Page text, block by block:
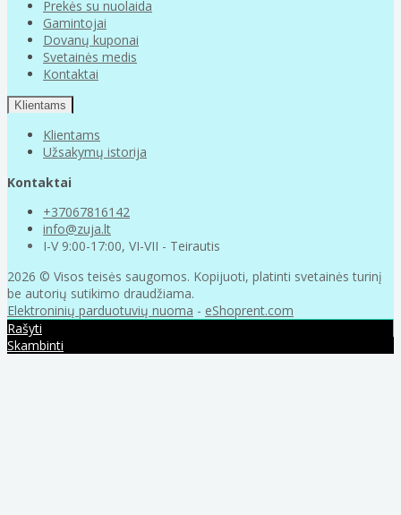
Prekės su nuolaida
Gamintojai
Dovanų kuponai
Svetainės medis
Kontaktai
Klientams
Klientams
Užsakymų istorija
Kontaktai
+37067816142
info@zuja.lt
I-V 9:00-17:00, VI-VII - Teirautis
2026 © Visos teisės saugomos. Kopijuoti, platinti svetainės turinį
be autorių sutikimo draudžiama.
Elektroninių parduotuvių nuoma - eShoprent.com
Rašyti
Skambinti